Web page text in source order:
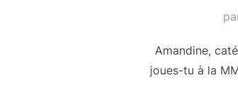
Amandine,
joues-tu à la